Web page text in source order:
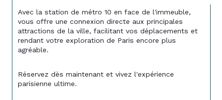
Avec la station de métro 10 en face de l'immeuble,
vous offre une connexion directe aux principales
attractions de la ville, facilitant vos déplacements et
rendant votre exploration de Paris encore plus
agréable.
Réservez dès maintenant et vivez l'expérience
parisienne ultime.